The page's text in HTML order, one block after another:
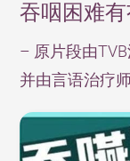
吞咽困难
– 原片段由
并由言语治疗